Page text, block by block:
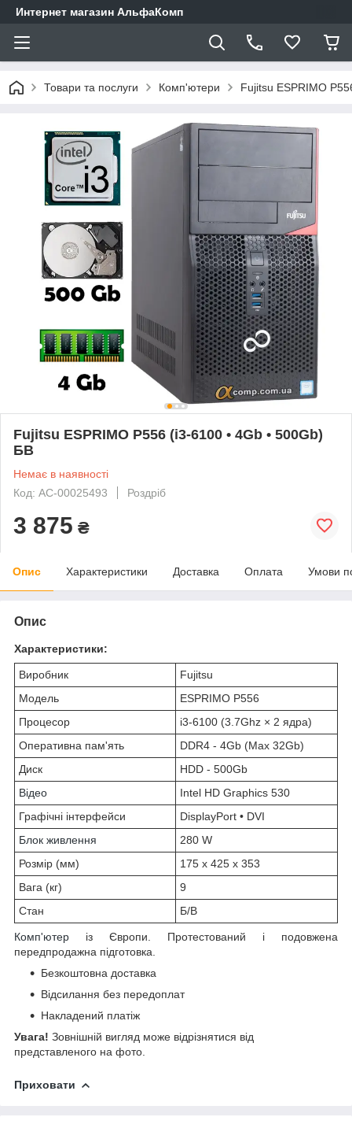
Интернет магазин АльфаКомп
Товари та послуги Комп'ютери Fujitsu ESPRIMO
Fujitsu ESPRIMO P556 (i3-6100 • 4Gb • 500Gb)
БВ
Немає в наявності
Код: AC-00025493
Роздріб
3 875 ₴
Опис Характеристики Доставка Оплата Умови
Опис
Характеристики:
Виробник
Fujitsu
Модель
ESPRIMO P556
Процесор
i3-6100 (3.7Ghz × 2 ядра)
Оперативна пам'ять
DDR4 - 4Gb (Max 32Gb)
Диск
HDD - 500Gb
Відео
Intel HD Graphics 530
Графічні інтерфейси
DisplayPort • DVI
Блок живлення
280 W
Розмір (мм)
175 x 425 x 353
Вага (кг)
9
Стан
Б/В
Комп'ютер із Європи. Протестований і подовжена
передпродажна підготовка.
Безкоштовна доставка
Відсилання без передоплат
Накладений платіж
Увага! Зовнішній вигляд може відрізнятися від
представленого на фото.
Приховати